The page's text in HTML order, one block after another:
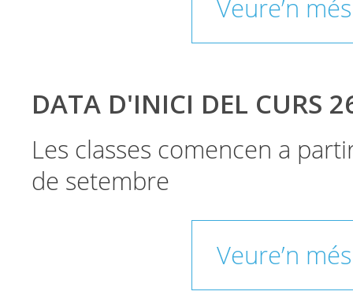
Veure’n més
DATA D'INICI DEL CURS
Les classes comencen a
de setembre
Veure’n més